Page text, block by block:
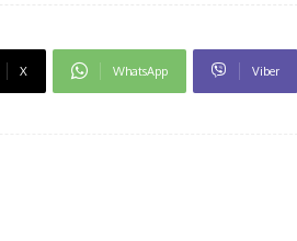
X WhatsApp Viber